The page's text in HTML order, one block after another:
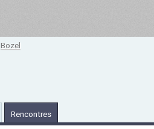
Bozel
Rencontres